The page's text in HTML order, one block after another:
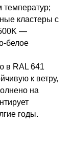
температур;
кластеры с
—
белое
в RAL 641
к ветру,
на
годы.